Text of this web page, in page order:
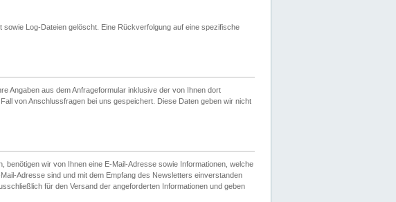
Log-Dateien gelöscht. Eine Rückverfolgung auf eine spezifische
Angaben aus dem Anfrageformular inklusive der von Ihnen dort
von Anschlussfragen bei uns gespeichert. Diese Daten geben wir nicht
wir von Ihnen eine E-Mail-Adresse sowie Informationen, welche
Adresse sind und mit dem Empfang des Newsletters einverstanden
für den Versand der angeforderten Informationen und geben